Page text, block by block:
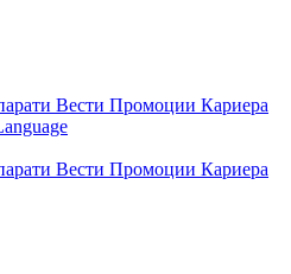
Вести Промоции Кариера
Вести Промоции Кариера